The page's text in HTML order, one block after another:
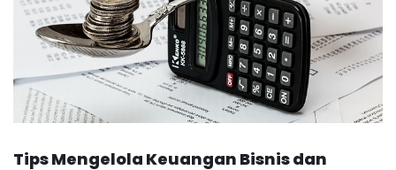
Tips Mengelola Keuangan Bisnis dan